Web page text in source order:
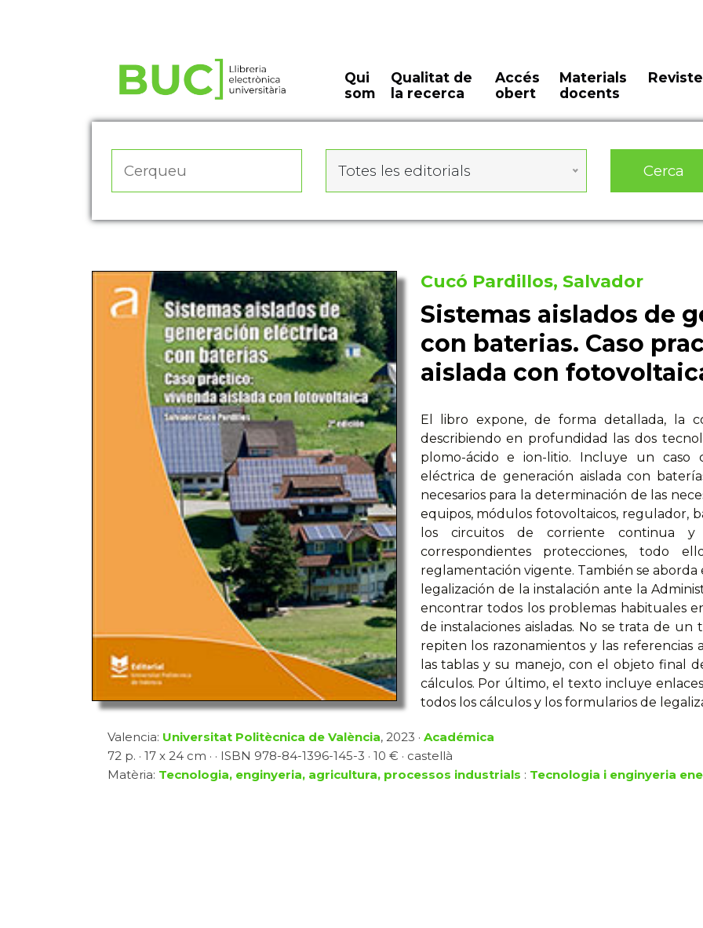
Qui
som
Qualitat de
la recerca
Accés
obert
Materials
docents
Totes les editorials Cerca
Cucó Pardillos, Salvador
Sistemas aislados de
con baterias. Caso
aislada con
El libro expone, de forma detallada, la
describiendo en profundidad las dos
plomo-ácido e ion-litio. Incluye un caso
eléctrica de generación aislada con
necesarios para la determinación de las
equipos, módulos fotovoltaicos, regulador,
los circuitos de corriente continua
correspondientes protecciones, todo
reglamentación vigente. También se aborda
legalización de la instalación ante la
encontrar todos los problemas habituales
de instalaciones aisladas. No se trata de
repiten los razonamientos y las referencias
las tablas y su manejo, con el objeto final
cálculos. Por último, el texto incluye
todos los cálculos y los formularios de
Valencia: Universitat Politècnica de València, 2023 · Académica
72 p. · 17 x 24 cm · · ISBN 978-84-1396-145-3 · 10 € · castellà
Matèria: Tecnologia, enginyeria, agricultura, processos industrials : Tecnologia i enginyeria